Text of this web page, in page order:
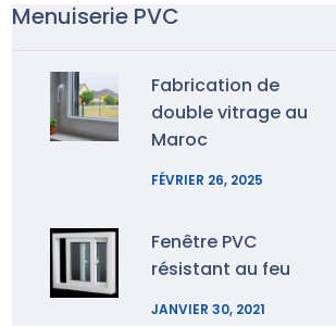
Menuiserie PVC
Fabrication de
double vitrage au
Maroc
FÉVRIER 26, 2025
Fenêtre PVC
résistant au feu
JANVIER 30, 2021